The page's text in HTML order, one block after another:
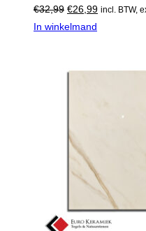
€32,99 €26,99 incl. BTW,
In winkelmand